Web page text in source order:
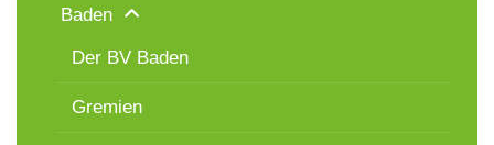
Baden
Der BV Baden
Gremien